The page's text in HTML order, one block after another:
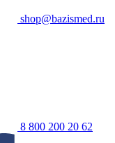
shop@bazismed.ru
8 800 200 20 62